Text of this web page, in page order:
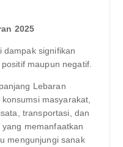
2025
dampak signifikan
maupun negatif.
Lebaran
masyarakat,
transportasi, dan
memanfaatkan
mengunjungi sanak